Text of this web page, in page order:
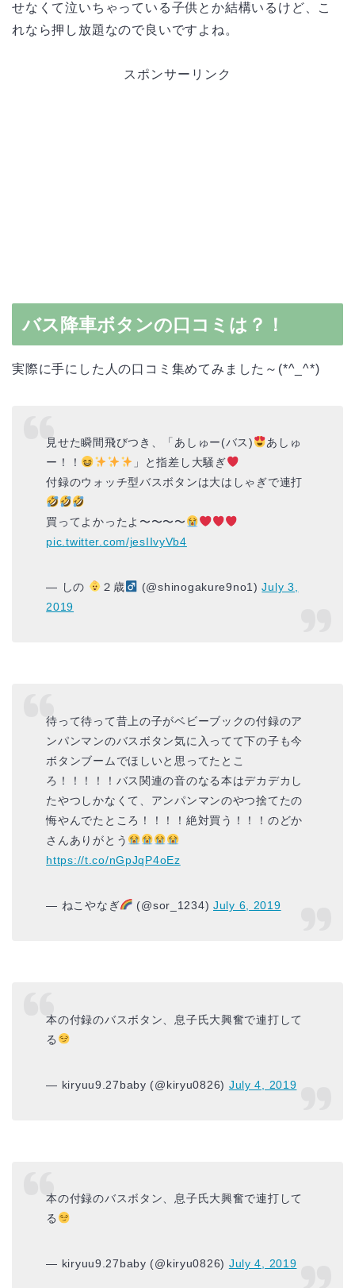
せなくて泣いちゃっている子供とか結構いるけど、こ
れなら押し放題なので良いですよね。
スポンサーリンク
バス降車ボタンの口コミは？！
実際に手にした人の口コミ集めてみました～(*^_^*)
見せた瞬間飛びつき、「あしゅー(バス)
あしゅ
ー！！
」と指差し大騒ぎ
付録のウォッチ型バスボタンは大はしゃぎで連打
買ってよかったよ〜〜〜〜
pic.twitter.com/jesIIvyVb4
— しの ２歳 (@shinogakure9no1)July 3,
2019
待って待って昔上の子がベビーブックの付録のア
ンパンマンのバスボタン気に入ってて下の子も今
ボタンブームでほしいと思ってたとこ
ろ！！！！！バス関連の音のなる本はデカデカし
たやつしかなくて、アンパンマンのやつ捨てたの
悔やんでたところ！！！！絶対買う！！！のどか
さんありがとう
https://t.co/nGpJqP4oEz
— ねこやなぎ (@sor_1234) July 6, 2019
本の付録のバスボタン、息子氏大興奮で連打して
る
— kiryuu9.27baby (@kiryu0826) July 4, 2019
本の付録のバスボタン、息子氏大興奮で連打して
る
— kiryuu9.27baby (@kiryu0826) July 4, 2019